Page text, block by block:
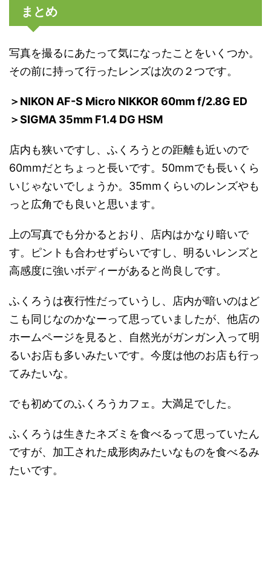
まとめ
写真を撮るにあたって気になったことをいくつか。
その前に持って行ったレンズは次の２つです。
＞NIKON AF-S Micro NIKKOR 60mm f/2.8G ED
＞SIGMA 35mm F1.4 DG HSM
店内も狭いですし、ふくろうとの距離も近いので
60mmだとちょっと長いです。50mmでも長いくら
いじゃないでしょうか。35mmくらいのレンズやも
っと広角でも良いと思います。
上の写真でも分かるとおり、店内はかなり暗いで
す。ピントも合わせずらいですし、明るいレンズと
高感度に強いボディーがあると尚良しです。
ふくろうは夜行性だっていうし、店内が暗いのはど
こも同じなのかなーって思っていましたが、他店の
ホームページを見ると、自然光がガンガン入って明
るいお店も多いみたいです。今度は他のお店も行っ
てみたいな。
でも初めてのふくろうカフェ。大満足でした。
ふくろうは生きたネズミを食べるって思っていたん
ですが、加工された成形肉みたいなものを食べるみ
たいです。